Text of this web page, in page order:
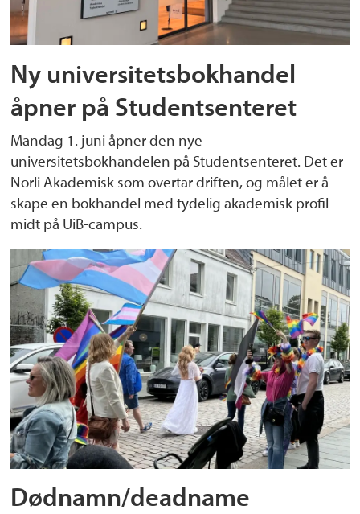
Ny universitetsbokhandel
åpner på Studentsenteret
Mandag 1. juni åpner den nye
universitetsbokhandelen på Studentsenteret. Det er
Norli Akademisk som overtar driften, og målet er å
skape en bokhandel med tydelig akademisk profil
midt på UiB-campus.
Dødnamn/deadname